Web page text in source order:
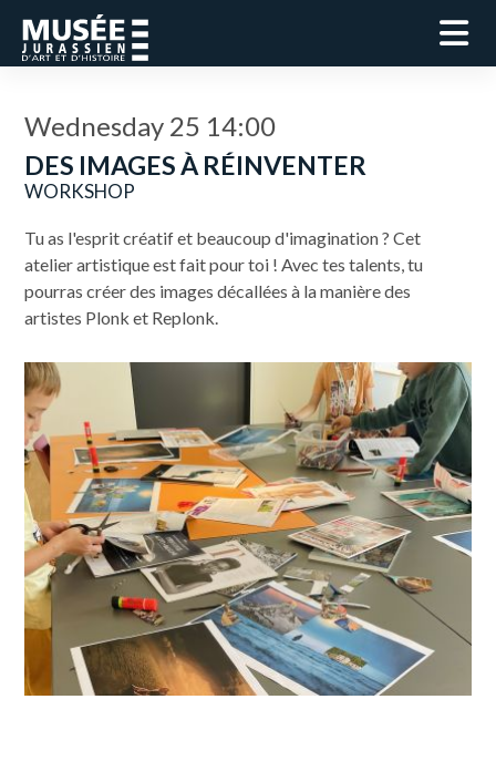
Wednesday 25 14:00
DES IMAGES À RÉINVENTER
WORKSHOP
Tu as l'esprit créatif et beaucoup d'imagination ? Cet
atelier artistique est fait pour toi ! Avec tes talents, tu
pourras créer des images décallées à la manière des
artistes Plonk et Replonk.